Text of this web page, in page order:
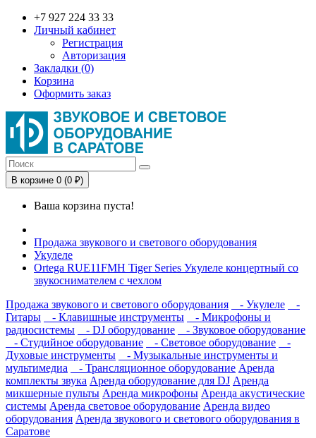
+7 927 224 33 33
Личный кабинет
Регистрация
Авторизация
Закладки (0)
Корзина
Оформить заказ
В корзине 0 (0 ₽)
Ваша корзина пуста!
Продажа звукового и светового оборудования
Укулеле
Ortega RUE11FMH Tiger Series Укулеле концертный со
звукоснимателем с чехлом
Продажа звукового и светового оборудования
- Укулеле
-
Гитары
- Клавишные инструменты
- Микрофоны и
радиосистемы
- DJ оборудование
- Звуковое оборудование
- Студийное оборудование
- Световое оборудование
-
Духовые инструменты
- Музыкальные инструменты и
мультимедиа
- Трансляционное оборудование Аренда
комплекты звука Аренда оборудование для DJ Аренда
микшерные пульты Аренда микрофоны Аренда акустические
системы Аренда световое оборудование Аренда видео
оборудования Аренда звукового и светового оборудования в
Саратове